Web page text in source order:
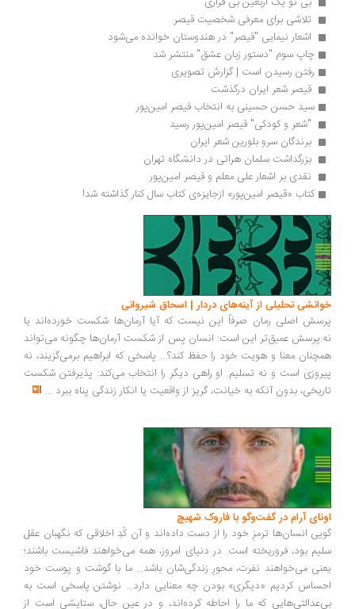
تلاشی برای معرفی شخصیت قیصر
اشعار نیمایی "قیصر" در هندوستان خوانده می‌شود
چاپ سوم "دستور زبان عشق" منتشر شد
رفتن رسیدن است | گزارش تصویری
قیصر شعر ایران درگذشت
سید حسن حسینی به انتخاب قیصر امین‌پور
"شعر و کودکی" قیصر امین‌پور رسید
برندگان سرو بلورین شعر ایران
بزرگداشت سلمان هراتی در دانشگاه تهران
نقدی بر اشعار علی معلم و قیصر امین‌پور
کتاب «قیصر امین‌پور» ازجایزه‌ی کتاب سال کنار گذاشته شد!
خوانشی تحلیلی از آینه‌های دردار | اسحاق شیروانی
پرسش اصلی رمان صرفاً این نیست که آیا آرمان‌ها شکست خورده‌اند یا
نه.پرسش عمیق‌تر این است: انسان پس از شکست آرمان‌ها چگونه می‌تواند
همچنان معنا و هویت خود را حفظ کند؟... پاسخی که ابراهیم برمی‌گزیند، نه
پیروزی است و نه تسلیم. او راهی دیگر را انتخاب می‌کند: پذیرفتن شکست
تاریخی، بدون آنکه به خیانت، گریز از واقعیت یا انکار زندگی پناه ببرد ...
اونای آرام در گفت‌وگو با فاروک شهیچ‭
گویی انسان‌ها ترمزِ خود را از دست داده‌اند و آن کُدِ اخلاقی که نگهبان عقل
سلیم بود، فروریخته است. در دنیای امروز، همه می‌خواهند فاشیست باشند؛
یعنی می‌خواهند نفرت، محورِ زندگی‌شان باشد... ما با گوشت و پوست خود
احساس کردیم «دیگری» بودن چه معنایی دارد... نوشتن پاسخی است به
بی‌عدالتی‌هایی که ما را احاطه کرده‌اند، و در عین حال، ستایشی است از